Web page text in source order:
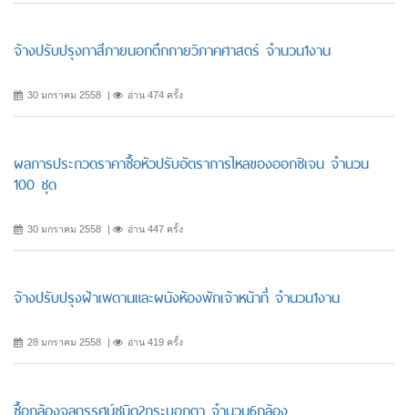
จ้างปรับปรุงทาสีภายนอกตึกกายวิภาคศาสตร์ จำนวน1งาน
30 มกราคม 2558 อ่าน 474 ครั้ง
ผลการประกวดราคาซื้อหัวปรับอัตราการไหลของออกซิเจน จำนวน
100 ชุด
30 มกราคม 2558 อ่าน 447 ครั้ง
จ้างปรับปรุงฝ้าเพดานและผนังห้องพักเจ้าหน้าที่ จำนวน1งาน
28 มกราคม 2558 อ่าน 419 ครั้ง